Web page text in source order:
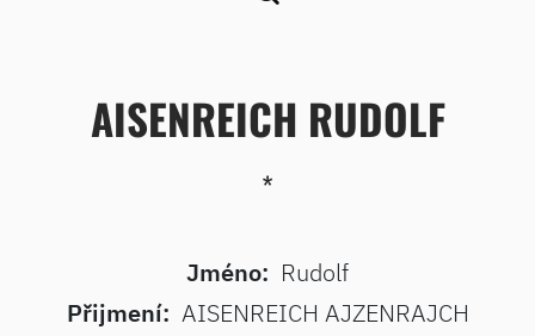
AISENREICH RUDOLF
*
Jméno: Rudolf
Přijmení: AISENREICH AJZENRAJCH